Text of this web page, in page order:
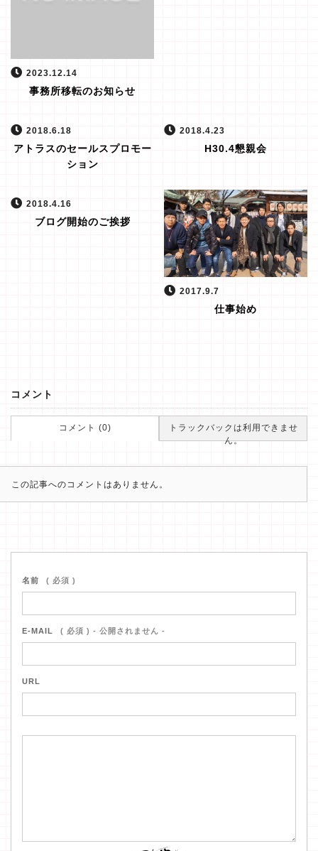
2023.12.14
事務所移転のお知らせ
2018.6.18
アトラスのセールスプロモー
ション
2018.4.23
H30.4懇親会
2018.4.16
ブログ開始のご挨拶
2017.9.7
仕事始め
コメント
コメント (0)
トラックバックは利用できませ
ん。
この記事へのコメントはありません。
名前 ( 必須 )
E-MAIL ( 必須 ) - 公開されません -
URL